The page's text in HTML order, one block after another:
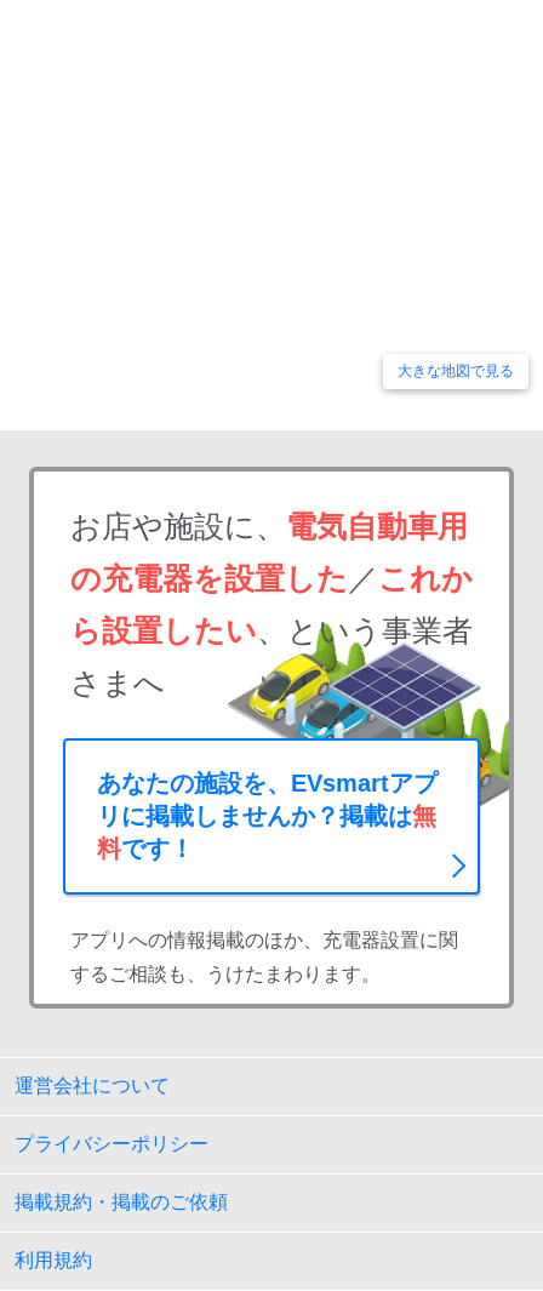
大きな地図で見る
お店や施設に、 電気自動車用
の充電器を設置した ／ これか
ら設置したい、という事業者
さまへ
あなたの施設を、EVsmartアプ
リに掲載しませんか？掲載は無
料です！
アプリへの情報掲載のほか、充電器設置に関
するご相談も、うけたまわります。
運営会社について
プライバシーポリシー
掲載規約・掲載のご依頼
利用規約